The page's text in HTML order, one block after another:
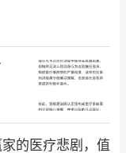
的医疗悲剧，值